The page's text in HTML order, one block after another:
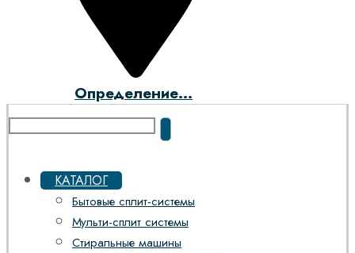
Определение...
КАТАЛОГ
Бытовые сплит-системы
Мульти-сплит системы
Стиральные машины